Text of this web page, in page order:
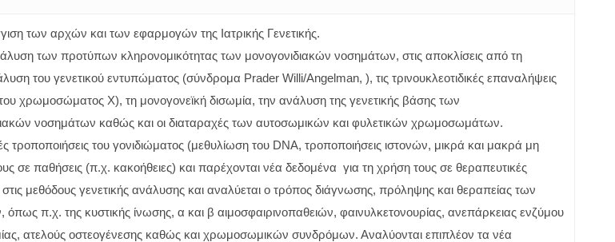
των αρχών και των εφαρμογών της Ιατρικής Γενετικής.
των προτύπων κληρονομικότητας των μονογονιδιακών νοσημάτων, στις αποκλίσεις από τη
του γενετικού εντυπώματος (σύνδρομα Prader Willi/Angelman, ), τις τρινουκλεοτιδικές επαναλήψεις
χρωμοσώματος Χ), τη μονογονεϊκή δισωμία, την ανάλυση της γενετικής βάσης των
νοσημάτων καθώς και οι διαταραχές των αυτοσωμικών και φυλετικών χρωμοσωμάτων.
τροποποιήσεις του γονιδιώματος (μεθυλίωση του DNA, τροποποιήσεις ιστονών, μικρά και μακρά μη
σε παθήσεις (π.χ. κακοήθειες) και παρέχονται νέα δεδομένα για τη χρήση τους σε θεραπευτικές
στις μεθόδους γενετικής ανάλυσης και αναλύεται ο τρόπος διάγνωσης, πρόληψης και θεραπείας των
π.χ. της κυστικής ίνωσης, α και β αιμοσφαιρινοπαθειών, φαινυλκετονουρίας, ανεπάρκειας ενζύμου
ατελούς οστεογένεσης καθώς και χρωμοσωμικών συνδρόμων. Αναλύονται επιπλέον τα νέα